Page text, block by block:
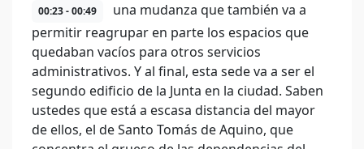
00:23 - 00:49
una mudanza que también va a
permitir reagrupar en parte los espacios que
quedaban vacíos para otros servicios
administrativos. Y al final, esta sede va a ser el
segundo edificio de la Junta en la ciudad. Saben
ustedes que está a escasa distancia del mayor
de ellos, el de Santo Tomás de Aquino, que